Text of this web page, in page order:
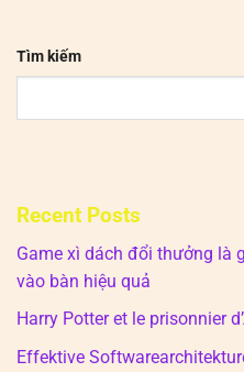
Tìm kiếm
Recent Posts
Game xì dách đổi thưởng là
vào bàn hiệu quả
Harry Potter et le prisonnier
Effektive